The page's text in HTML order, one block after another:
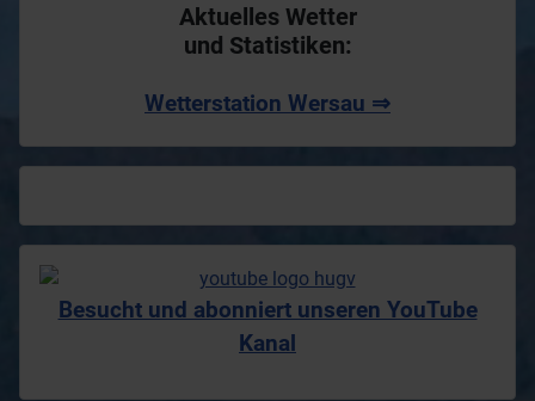
Aktuelles Wetter
und Statistiken:
Wetterstation Wersau ⇒
Besucht und abonniert unseren YouTube
Kanal